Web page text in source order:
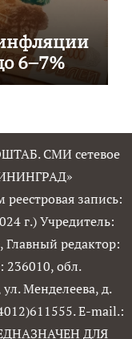
6–7%
СМИ сетевое
запись:
г.) Учредитель:
редактор:
обл.
Менделеева, д.
E-mail.:
ДЛЯ